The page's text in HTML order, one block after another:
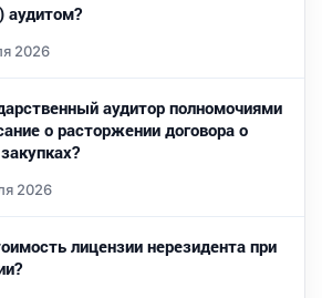
аудитом?
2026
аудитор полномочиями
о расторжении договора о
2026
лицензии нерезидента при